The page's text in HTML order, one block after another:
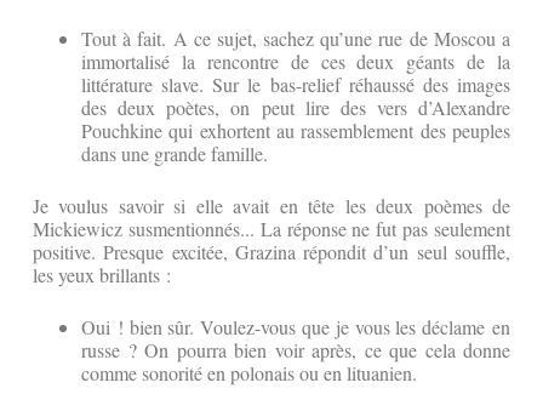
Tout à fait. A ce sujet, sachez qu’une rue de Moscou a
immortalisé la rencontre de ces deux géants de la
littérature slave. Sur le bas-relief réhaussé des images
des deux poètes, on peut lire des vers d’Alexandre
Pouchkine qui exhortent au rassemblement des peuples
dans une grande famille.
Je voulus savoir si elle avait en tête les deux poèmes de
Mickiewicz susmentionnés... La réponse ne fut pas seulement
positive. Presque excitée, Grazina répondit d’un seul souffle,
les yeux brillants :
Oui ! bien sûr. Voulez-vous que je vous les déclame en
russe ? On pourra bien voir après, ce que cela donne
comme sonorité en polonais ou en lituanien.